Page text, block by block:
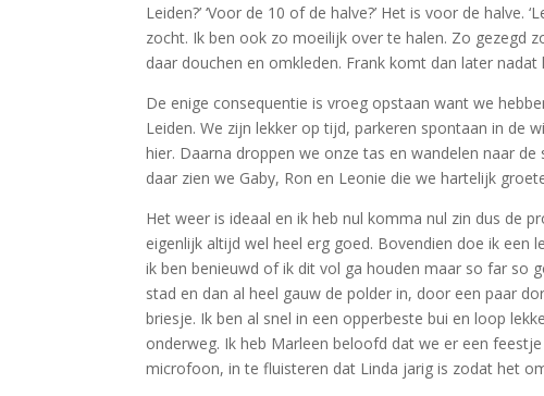
Leiden?’ ‘Voor de 10 of de halve?’ Het is voor de
zocht. Ik ben ook zo moeilijk over te halen. Zo gezegd
daar douchen en omkleden. Frank komt dan later
De enige consequentie is vroeg opstaan want we
Leiden. We zijn lekker op tijd, parkeren spontaan in de
hier. Daarna droppen we onze tas en wandelen naar
daar zien we Gaby, Ron en Leonie die we hartelijk
Het weer is ideaal en ik heb nul komma nul zin dus de
eigenlijk altijd wel heel erg goed. Bovendien doe ik
ik ben benieuwd of ik dit vol ga houden maar so far so
stad en dan al heel gauw de polder in, door een paar
briesje. Ik ben al snel in een opperbeste bui en loop
onderweg. Ik heb Marleen beloofd dat we er een
microfoon, in te fluisteren dat Linda jarig is zodat het